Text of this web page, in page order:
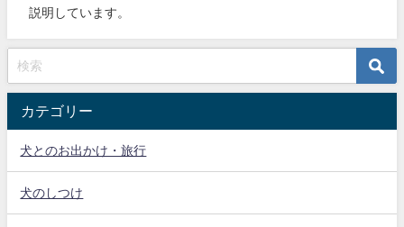
説明しています。
カテゴリー
犬とのお出かけ・旅行
犬のしつけ